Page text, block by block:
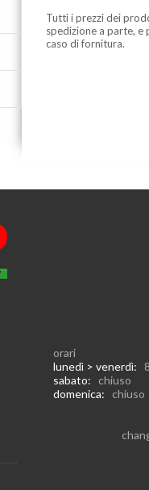
Tutti i prezzi dei
spedizione a parte, e
caso di fornitura.
orari
lunedì > venerdì:
sabato: chiuso
domenica: chiuso